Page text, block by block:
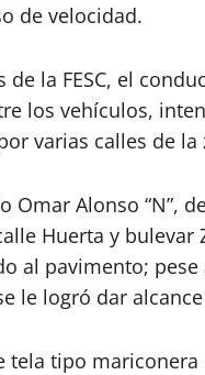
de velocidad.
la FESC, el
los vehículos,
varias calles de la
Alonso “N”,
Huerta y
al pavimento;
le logró dar
tela tipo